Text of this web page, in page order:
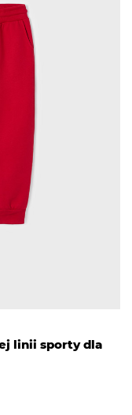
linii sporty dla